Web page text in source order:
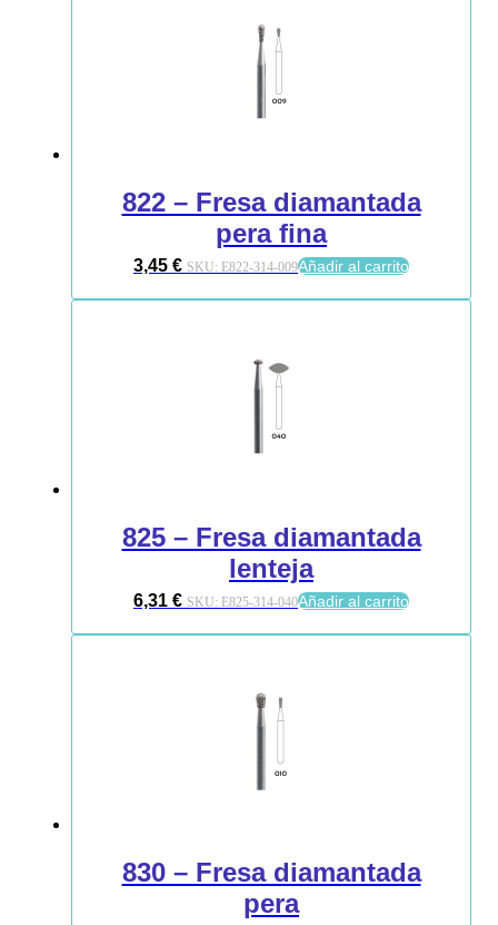
822 – Fresa diamantada
pera fina
3,45 € SKU: E822-314-009Añadir al carrito
825 – Fresa diamantada
lenteja
6,31 € SKU: E825-314-040Añadir al carrito
830 – Fresa diamantada
pera